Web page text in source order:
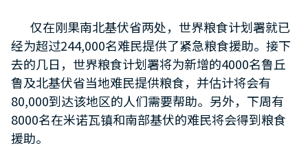
仅在刚果南北基伏省两处，世界粮食计划署就已
经为超过244,000名难民提供了紧急粮食援助。接下
去的几日，世界粮食计划署将为新增的4000名鲁丘
鲁及北基伏省当地难民提供粮食，并估计将会有
80,000到达该地区的人们需要帮助。另外，下周有
8000名在米诺瓦镇和南部基伏的难民将会得到粮食
援助。